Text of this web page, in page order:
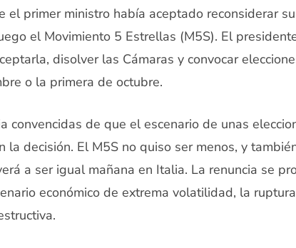
el primer ministro había aceptado reconsiderar
el Movimiento 5 Estrellas (M5S). El
disolver las Cámaras y convocar
o la primera de octubre.
convencidas de que el escenario de unas
la decisión. El M5S no quiso ser menos, y
a ser igual mañana en Italia. La renuncia se
económico de extrema volatilidad, la